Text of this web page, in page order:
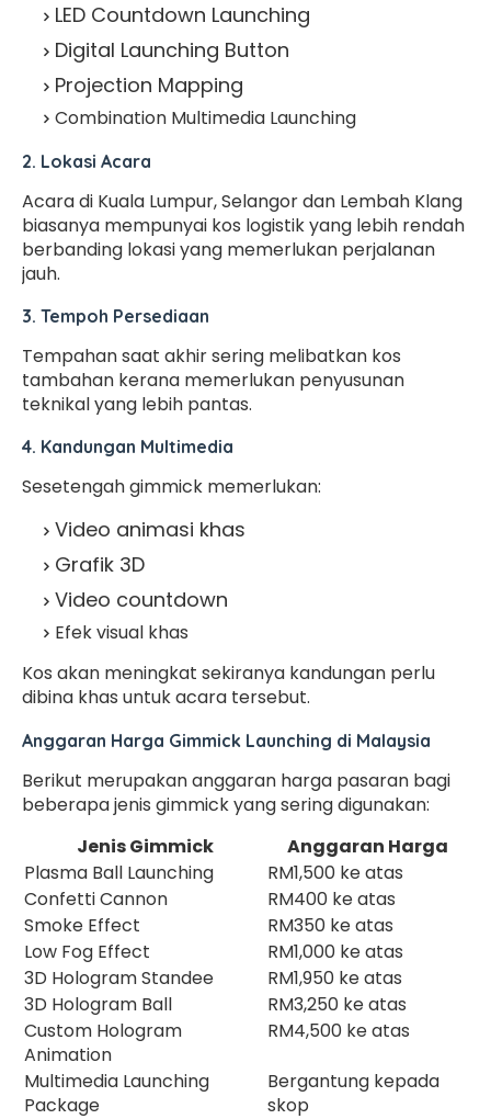
LED Countdown Launching
Digital Launching Button
Projection Mapping
Combination Multimedia Launching
2. Lokasi Acara
Acara di Kuala Lumpur, Selangor dan Lembah Klang
biasanya mempunyai kos logistik yang lebih rendah
berbanding lokasi yang memerlukan perjalanan
jauh.
3. Tempoh Persediaan
Tempahan saat akhir sering melibatkan kos
tambahan kerana memerlukan penyusunan
teknikal yang lebih pantas.
4. Kandungan Multimedia
Sesetengah gimmick memerlukan:
Video animasi khas
Grafik 3D
Video countdown
Efek visual khas
Kos akan meningkat sekiranya kandungan perlu
dibina khas untuk acara tersebut.
Anggaran Harga Gimmick Launching di Malaysia
Berikut merupakan anggaran harga pasaran bagi
beberapa jenis gimmick yang sering digunakan:
Jenis Gimmick
Anggaran Harga
Plasma Ball Launching
RM1,500 ke atas
Confetti Cannon
RM400 ke atas
Smoke Effect
RM350 ke atas
Low Fog Effect
RM1,000 ke atas
3D Hologram Standee
RM1,950 ke atas
3D Hologram Ball
RM3,250 ke atas
Custom Hologram
Animation
RM4,500 ke atas
Multimedia Launching
Package
Bergantung kepada
skop